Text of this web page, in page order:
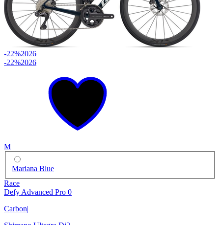
-22%2026
-22%2026
M
Mariana Blue
Race
Defy Advanced Pro 0
Carbon|